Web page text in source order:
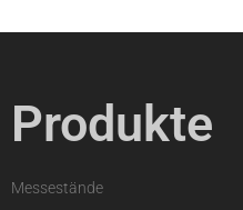
Produkte
Messestände